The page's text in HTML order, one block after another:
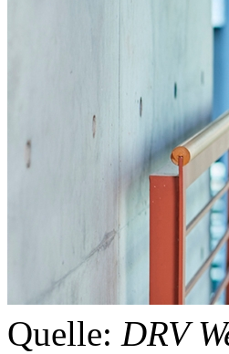
Quelle: DRV